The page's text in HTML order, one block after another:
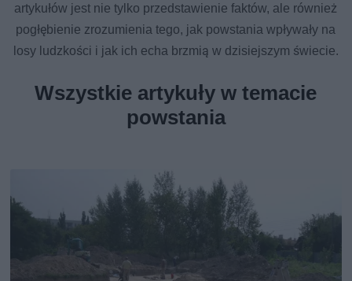
artykułów jest nie tylko przedstawienie faktów, ale również
pogłębienie zrozumienia tego, jak powstania wpływały na
losy ludzkości i jak ich echa brzmią w dzisiejszym świecie.
Wszystkie artykuły w temacie
powstania